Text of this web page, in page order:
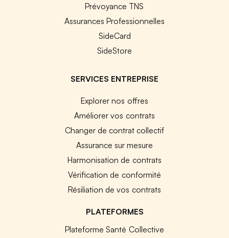
Prévoyance TNS
Assurances Professionnelles
SideCard
SideStore
SERVICES ENTREPRISE
Explorer nos offres
Améliorer vos contrats
Changer de contrat collectif
Assurance sur mesure
Harmonisation de contrats
Vérification de conformité
Résiliation de vos contrats
PLATEFORMES
Plateforme Santé Collective